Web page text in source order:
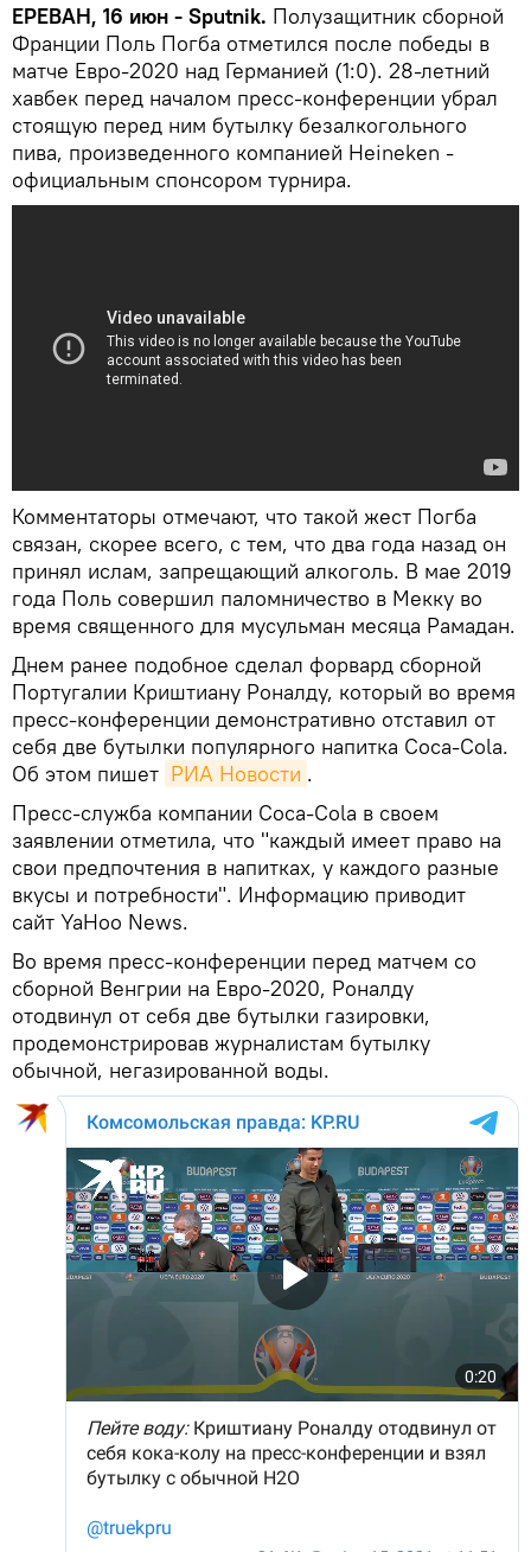
ЕРЕВАН, 16 июн - Sputnik. Полузащитник сборной
Франции Поль Погба отметился после победы в
матче Евро-2020 над Германией (1:0). 28-летний
хавбек перед началом пресс-конференции убрал
стоящую перед ним бутылку безалкогольного
пива, произведенного компанией Heineken -
официальным спонсором турнира.
Комментаторы отмечают, что такой жест Погба
связан, скорее всего, с тем, что два года назад он
принял ислам, запрещающий алкоголь. В мае 2019
года Поль совершил паломничество в Мекку во
время священного для мусульман месяца Рамадан.
Днем ранее подобное сделал форвард сборной
Португалии Криштиану Роналду, который во время
пресс-конференции демонстративно отставил от
себя две бутылки популярного напитка Coca-Cola.
Об этом пишет РИА Новости .
Пресс-служба компании Coca-Cola в своем
заявлении отметила, что "каждый имеет право на
свои предпочтения в напитках, у каждого разные
вкусы и потребности". Информацию приводит
сайт YaHoo News.
Во время пресс-конференции перед матчем со
сборной Венгрии на Евро-2020, Роналду
отодвинул от себя две бутылки газировки,
продемонстрировав журналистам бутылку
обычной, негазированной воды.